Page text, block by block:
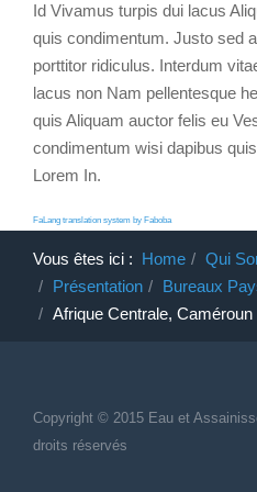
Id Vivamus turpis dui lacus
quis condimentum. Justo sed
porttitor ridiculus. Interdum
lacus non Nam pellentesque
quis Aliquam auctor felis eu
condimentum wisi dapibus
Lorem In.
FaLang translation system by Faboba
Vous êtes ici : Home
Qui
Présentation
Bureaux
Afrique Centrale, Caméroun
Copyright © 2015 Eau et
droits réservés